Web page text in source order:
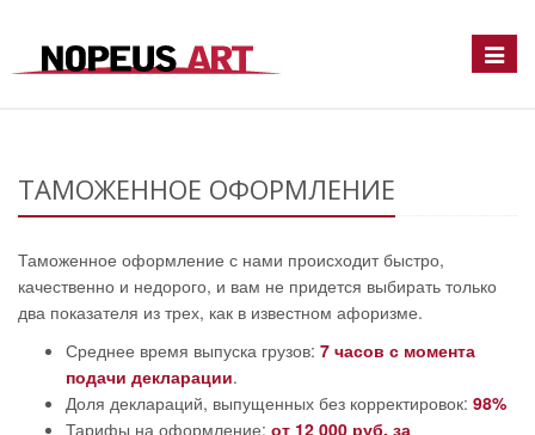
Toggle
ТАМОЖЕННОЕ ОФОРМЛЕНИЕ
Таможенное оформление с нами происходит быстро,
качественно и недорого, и вам не придется выбирать только
два показателя из трех, как в известном афоризме.
Среднее время выпуска грузов: 7 часов с момента
подачи декларации.
Доля деклараций, выпущенных без корректировок: 98%
Тарифы на оформление: от 12 000 руб. за